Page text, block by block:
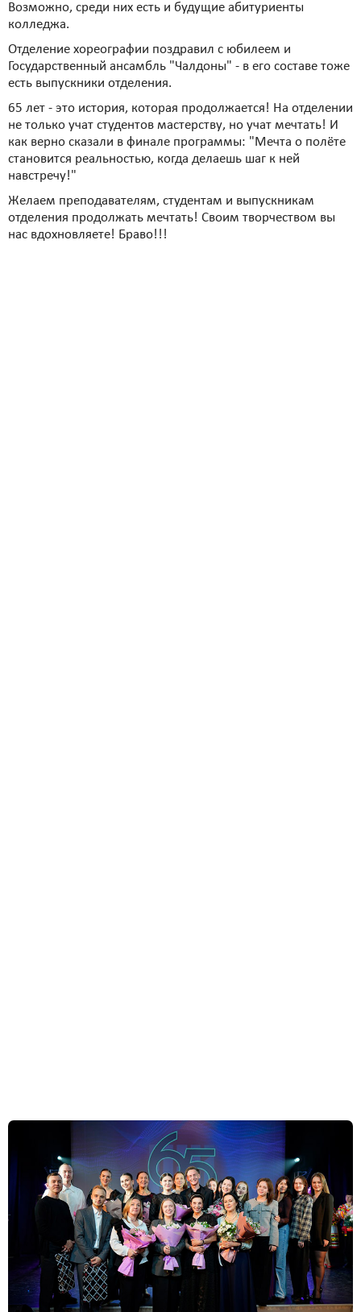
Возможно, среди них есть и будущие абитуриенты
колледжа.
Отделение хореографии поздравил с юбилеем и
Государственный ансамбль "Чалдоны" - в его составе тоже
есть выпускники отделения.
65 лет - это история, которая продолжается! На отделении
не только учат студентов мастерству, но учат мечтать! И
как верно сказали в финале программы: "Мечта о полёте
становится реальностью, когда делаешь шаг к ней
навстречу!"
Желаем преподавателям, студентам и выпускникам
отделения продолжать мечтать! Своим творчеством вы
нас вдохновляете! Браво!!!